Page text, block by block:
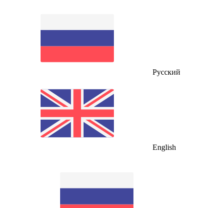
Русский
English